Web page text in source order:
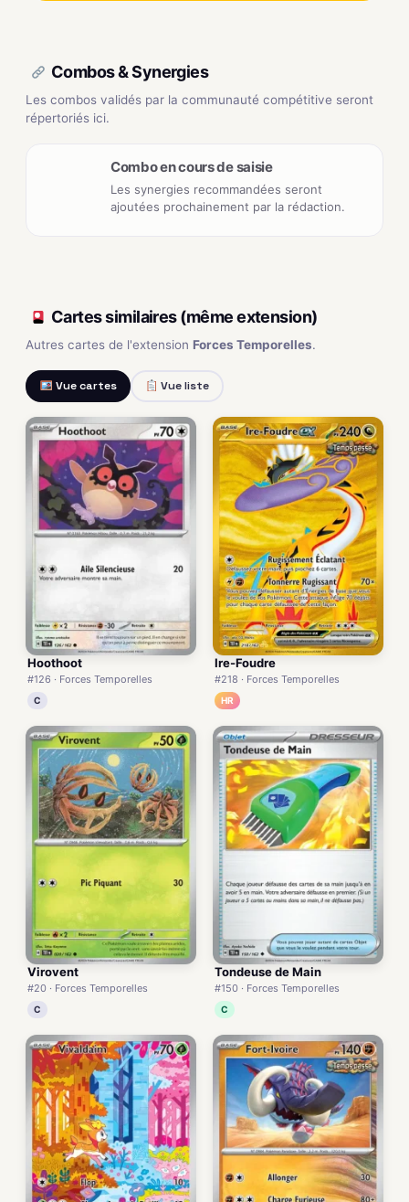
Combos & Synergies
Les combos validés par la communauté compétitive seront
répertoriés ici.
Combo en cours de saisie
Les synergies recommandées seront
ajoutées prochainement par la rédaction.
Cartes similaires (même extension)
Autres cartes de l'extension Forces Temporelles.
Vue cartes Vue liste
Hoothoot
#126 · Forces Temporelles
C
Ire-Foudre
#218 · Forces Temporelles
HR
Virovent
#20 · Forces Temporelles
C
Tondeuse de Main
#150 · Forces Temporelles
C